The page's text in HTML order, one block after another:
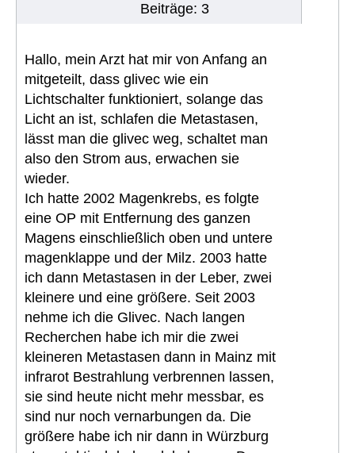
Beiträge: 3
Hallo, mein Arzt hat mir von Anfang an
mitgeteilt, dass glivec wie ein
Lichtschalter funktioniert, solange das
Licht an ist, schlafen die Metastasen,
lässt man die glivec weg, schaltet man
also den Strom aus, erwachen sie
wieder.
Ich hatte 2002 Magenkrebs, es folgte
eine OP mit Entfernung des ganzen
Magens einschließlich oben und untere
magenklappe und der Milz. 2003 hatte
ich dann Metastasen in der Leber, zwei
kleinere und eine größere. Seit 2003
nehme ich die Glivec. Nach langen
Recherchen habe ich mir die zwei
kleineren Metastasen dann in Mainz mit
infrarot Bestrahlung verbrennen lassen,
sie sind heute nicht mehr messbar, es
sind nur noch vernarbungen da. Die
größere habe ich nir dann in Würzburg